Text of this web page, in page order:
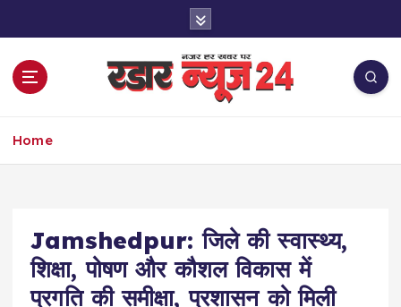
Home
Jamshedpur: जिले की स्वास्थ्य,
शिक्षा, पोषण और कौशल विकास में
प्रगति की समीक्षा, प्रशासन को मिली